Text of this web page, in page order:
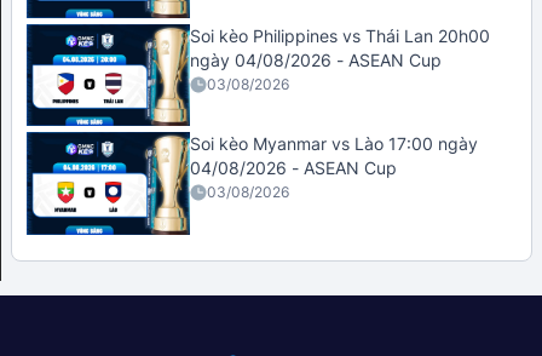
Soi kèo Philippines vs Thái Lan 20h00
ngày 04/08/2026 - ASEAN Cup
03/08/2026
Soi kèo Myanmar vs Lào 17:00 ngày
04/08/2026 - ASEAN Cup
03/08/2026